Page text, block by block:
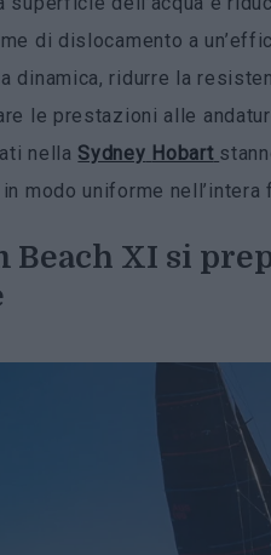
di dislocamento a
dinamica, ridurre la
le prestazioni alle
nella Sydney Hobart
modo uniforme nell’intera
Beach XI si